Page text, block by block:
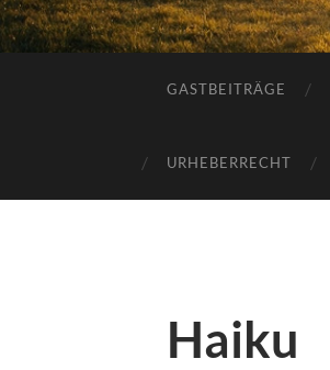
GASTBEITRÄGE
URHEBERRECHT
Haiku